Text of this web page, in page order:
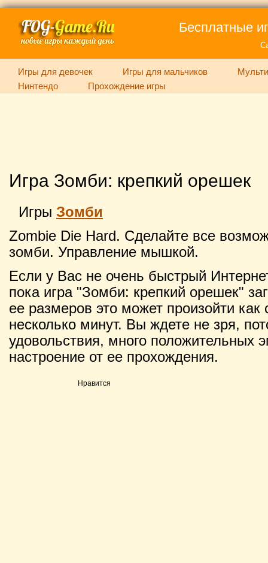
Бесплатные
Игры для девочек Игры для мальчиков
Нинтендо
Прохождение игры
Игра Зомби: крепкий орешек
Игры Зомби
Zombie Die Hard. Сделайте все
зомби. Управление мышкой.
Если у Вас не очень быстрый
пока игра "Зомби: крепкий орешек"
ее размеров это может произойти как
несколько минут. Вы ждете не зря,
удовольствия, много положительных
настроение от ее прохождения.
Нравится